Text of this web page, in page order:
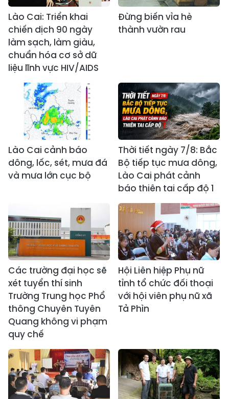
Lào Cai: Triển khai
chiến dịch 90 ngày
làm sạch, làm giàu,
chuẩn hóa cơ sở dữ
liệu lĩnh vực HIV/AIDS
Đừng biến vỉa hè
thành vườn rau
Lào Cai cảnh báo
dông, lốc, sét, mưa đá
và mưa lớn cục bộ
Thời tiết ngày 7/8: Bắc
Bộ tiếp tục mưa dông,
Lào Cai phát cảnh
báo thiên tai cấp độ 1
Các trường đại học sẽ
xét tuyển thí sinh
Trường Trung học Phổ
thông Chuyên Tuyên
Quang không vi phạm
quy chế
Hội Liên hiệp Phụ nữ
tỉnh tổ chức đối thoại
với hội viên phụ nữ xã
Tả Phìn